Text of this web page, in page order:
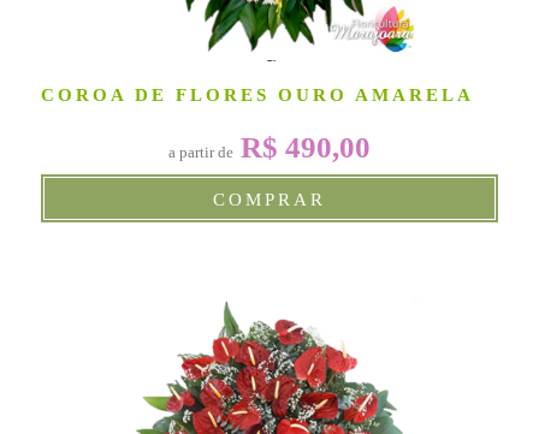
COROA DE FLORES OURO AMARELA
a partir de R$ 490,00
COMPRAR